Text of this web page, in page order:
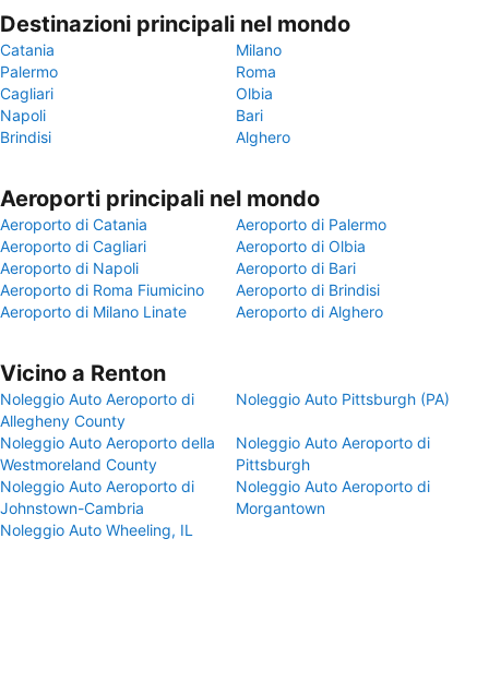
Destinazioni principali nel mondo
Catania
Milano
Palermo
Roma
Cagliari
Olbia
Napoli
Bari
Brindisi
Alghero
Aeroporti principali nel mondo
Aeroporto di Catania
Aeroporto di Palermo
Aeroporto di Cagliari
Aeroporto di Olbia
Aeroporto di Napoli
Aeroporto di Bari
Aeroporto di Roma Fiumicino
Aeroporto di Brindisi
Aeroporto di Milano Linate
Aeroporto di Alghero
Vicino a Renton
Noleggio Auto Aeroporto di
Allegheny County
Noleggio Auto Pittsburgh (PA)
Noleggio Auto Aeroporto della
Westmoreland County
Noleggio Auto Aeroporto di
Pittsburgh
Noleggio Auto Aeroporto di
Johnstown-Cambria
Noleggio Auto Aeroporto di
Morgantown
Noleggio Auto Wheeling, IL